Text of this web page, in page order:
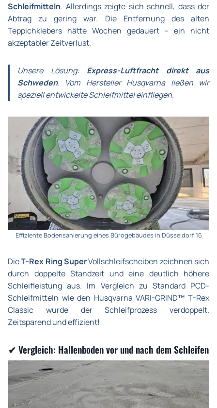
Schleifmitteln. Allerdings zeigte sich schnell, dass der
Abtrag zu gering war. Die Entfernung des alten
Teppichklebers hätte Wochen gedauert – ein nicht
akzeptabler Zeitverlust.
Unsere Lösung: Express-Luftfracht direkt aus
Schweden. Vom Hersteller Husqvarna ließen wir
speziell entwickelte Schleifmittel einfliegen.
Effiziente Bodensanierung eines Bürogebäudes in Düsseldorf 16
DieT-Rex Ring SuperVollschleifscheiben zeichnen sich
durch doppelte Standzeit und eine deutlich höhere
Schleifleistung aus. Im Vergleich zu Standard PCD-
Schleifmitteln wie den Husqvarna VARI-GRIND™ T-Rex
Classic wurde der Schleifprozess verdoppelt.
Zeitsparend und effizient!
✔ Vergleich: Hallenboden vor und nach dem Schleifen